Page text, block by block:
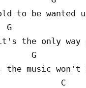
to be wanted
the only way
G
the music
C